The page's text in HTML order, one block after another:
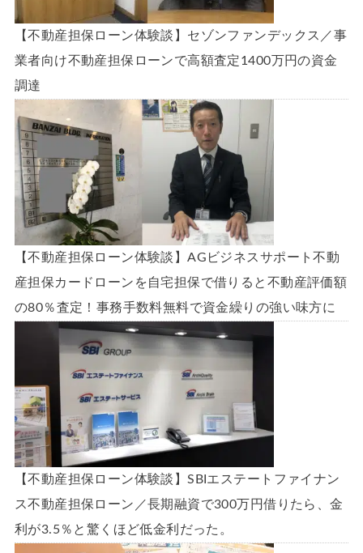
【不動産担保ローン体験談】セゾンファンデックス／事
業者向け不動産担保ローンで高額査定1400万円の資金
調達
【不動産担保ローン体験談】AGビジネスサポート不動
産担保カードローンを自宅担保で借りると不動産評価額
の80％査定！事務手数料無料で資金繰りの強い味方に
【不動産担保ローン体験談】SBIエステートファイナン
ス不動産担保ローン／長期融資で300万円借りたら、金
利が3.5％と驚くほど低金利だった。